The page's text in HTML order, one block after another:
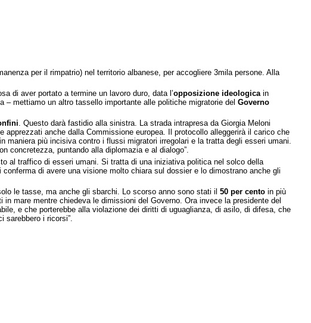
per il rimpatrio) nel territorio albanese, per accogliere 3mila persone. Alla
di aver portato a termine un lavoro duro, data l’opposizione ideologica in
mettiamo un altro tassello importante alle politiche migratorie del Governo
. Questo darà fastidio alla sinistra. La strada intrapresa da Giorgia Meloni
apprezzati anche dalla Commissione europea. Il protocollo alleggerirà il carico che
maniera più incisiva contro i flussi migratori irregolari e la tratta degli esseri umani.
concretezza, puntando alla diplomazia e al dialogo”.
al traffico di esseri umani. Si tratta di una iniziativa politica nel solco della
di avere una visione molto chiara sul dossier e lo dimostrano anche gli
le tasse, ma anche gli sbarchi. Lo scorso anno sono stati il 50 per cento in più
mare mentre chiedeva le dimissioni del Governo. Ora invece la presidente del
e che porterebbe alla violazione dei diritti di uguaglianza, di asilo, di difesa, che
sarebbero i ricorsi”.